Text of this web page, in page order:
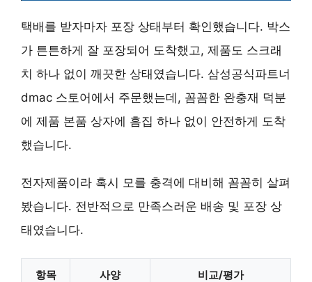
택배를 받자마자 포장 상태부터 확인했습니다. 박스
가 튼튼하게 잘 포장되어 도착했고, 제품도 스크래
치 하나 없이 깨끗한 상태였습니다. 삼성공식파트너
dmac 스토어에서 주문했는데, 꼼꼼한 완충재 덕분
에 제품 본품 상자에 흠집 하나 없이 안전하게 도착
했습니다.
전자제품이라 혹시 모를 충격에 대비해 꼼꼼히 살펴
봤습니다. 전반적으로 만족스러운 배송 및 포장 상
태였습니다.
항목 사양 비교/평가